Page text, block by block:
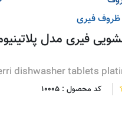
ظروففیری
فیری مدل
dishwasher tablets
کد محصول : 10005